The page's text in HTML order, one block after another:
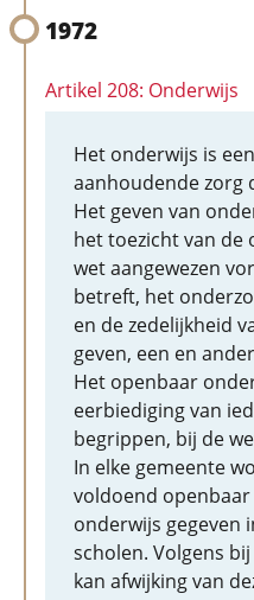
1972
Artikel 208: Onderwijs
Het onderwijs is
aanhoudende zorg
Het geven van
het toezicht van de
wet aangewezen
betreft, het
en de zedelijkheid
geven, een en
Het openbaar
eerbiediging van
begrippen, bij de
In elke gemeente
voldoend
onderwijs gegeven
scholen. Volgens
kan afwijking van